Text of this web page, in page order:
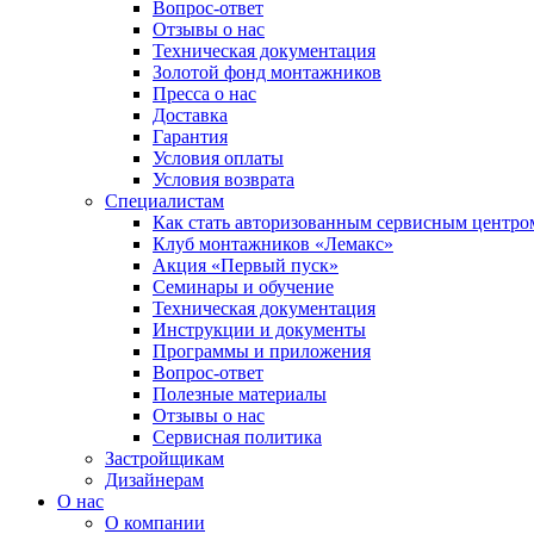
Вопрос-ответ
Отзывы о нас
Техническая документация
Золотой фонд монтажников
Пресса о нас
Доставка
Гарантия
Условия оплаты
Условия возврата
Специалистам
Как стать авторизованным сервисным
Клуб монтажников «Лемакс»
Акция «Первый пуск»
Семинары и обучение
Техническая документация
Инструкции и документы
Программы и приложения
Вопрос-ответ
Полезные материалы
Отзывы о нас
Сервисная политика
Застройщикам
Дизайнерам
О нас
О компании